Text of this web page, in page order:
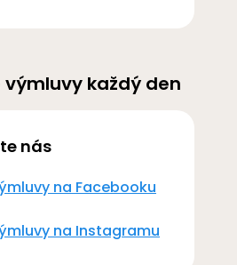
každý den
nás
na Facebooku
na Instagramu